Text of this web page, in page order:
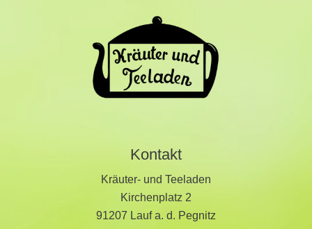
Kontakt
Kräuter- und Teeladen
Kirchenplatz 2
91207 Lauf a. d. Pegnitz